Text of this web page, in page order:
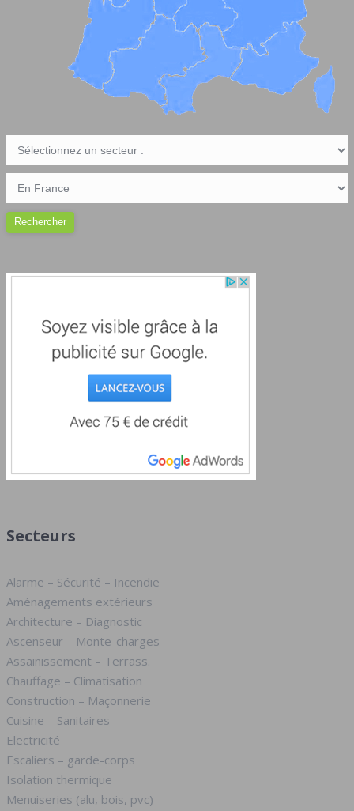
Secteurs
Alarme – Sécurité – Incendie
Aménagements extérieurs
Architecture – Diagnostic
Ascenseur – Monte-charges
Assainissement – Terrass.
Chauffage – Climatisation
Construction – Maçonnerie
Cuisine – Sanitaires
Electricité
Escaliers – garde-corps
Isolation thermique
Menuiseries (alu, bois, pvc)